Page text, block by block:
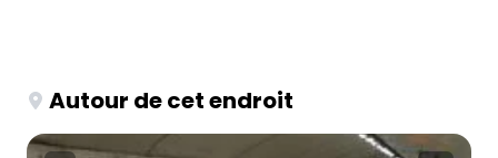
Autour de cet endroit